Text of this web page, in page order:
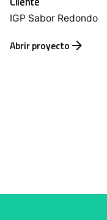
IGP Sabor Redondo
Abrir proyecto